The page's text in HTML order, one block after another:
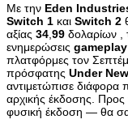
Με την Eden
Switch 1 και Switch 2
αξίας 34 99 δολαρίων ,
ενημερώσεις gameplay
πλατφόρμες τον
πρόσφατης Under New
αντιμετώπισε διάφορα
αρχικής έκδοσης.
φυσική έκδοση — θα